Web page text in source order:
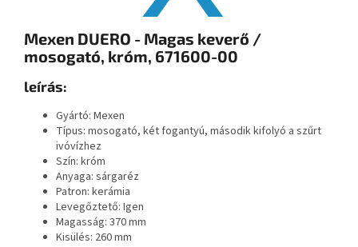
Mexen DUERO - Magas keverő /
mosogató, króm, 671600-00
leírás:
Gyártó: Mexen
Típus: mosogató, két fogantyú, másodikkifolyó a szűrt
ivóvízhez
Szín: króm
Anyaga: sárgaréz
Patron: kerámia
Levegőztető: Igen
Magasság: 370 mm
Kisülés: 260 mm